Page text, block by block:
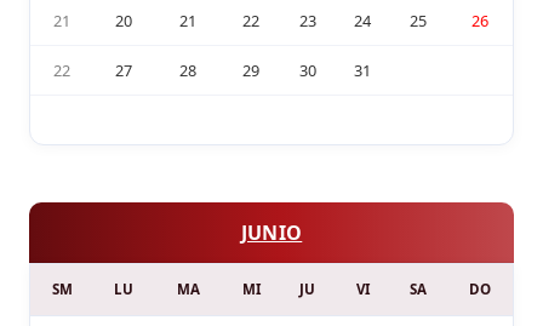
21 20 21 22 23 24 25 26
22 27 28 29 30 31
JUNIO
SM LU MA MI JU VI SA DO